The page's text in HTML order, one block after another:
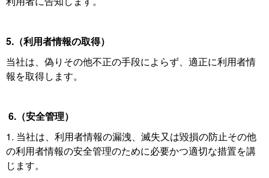
5.（利用者情報の取得）
当社は、偽りその他不正の手段によらず、適正に利用者情
報を取得します。
6.（安全管理）
1. 当社は、利用者情報の漏洩、滅失又は毀損の防止その他
の利用者情報の安全管理のために必要かつ適切な措置を講
じます。